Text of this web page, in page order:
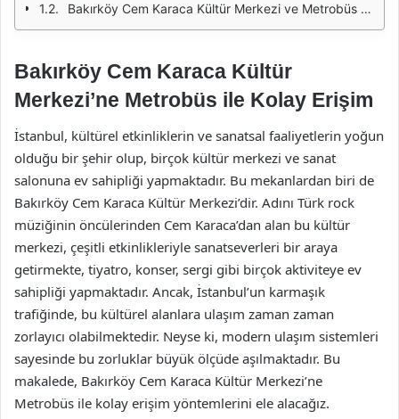
Bakırköy Cem Karaca Kültür Merkezi ve Metrobüs İle Erişim
Bakırköy Cem Karaca Kültür
Merkezi’ne Metrobüs ile Kolay Erişim
İstanbul, kültürel etkinliklerin ve sanatsal faaliyetlerin yoğun
olduğu bir şehir olup, birçok kültür merkezi ve sanat
salonuna ev sahipliği yapmaktadır. Bu mekanlardan biri de
Bakırköy Cem Karaca Kültür Merkezi’dir. Adını Türk rock
müziğinin öncülerinden Cem Karaca’dan alan bu kültür
merkezi, çeşitli etkinlikleriyle sanatseverleri bir araya
getirmekte, tiyatro, konser, sergi gibi birçok aktiviteye ev
sahipliği yapmaktadır. Ancak, İstanbul’un karmaşık
trafiğinde, bu kültürel alanlara ulaşım zaman zaman
zorlayıcı olabilmektedir. Neyse ki, modern ulaşım sistemleri
sayesinde bu zorluklar büyük ölçüde aşılmaktadır. Bu
makalede, Bakırköy Cem Karaca Kültür Merkezi’ne
Metrobüs ile kolay erişim yöntemlerini ele alacağız.